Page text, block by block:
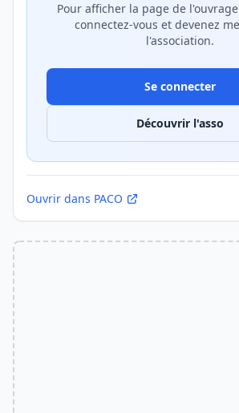
Pour afficher la page de
connectez-vous et devenez
l'association.
Se connecter
Découvrir l'asso
Ouvrir dans PACO